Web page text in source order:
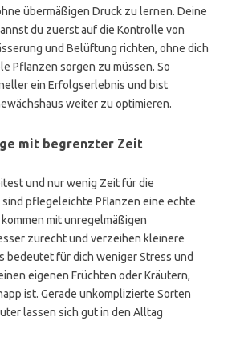
übermäßigen Druck zu lernen. Deine
du zuerst auf die Kontrolle von
und Belüftung richten, ohne dich
Pflanzen sorgen zu müssen. So
ein Erfolgserlebnis und bist
weiter zu optimieren.
mit begrenzter Zeit
und nur wenig Zeit für die
sind pflegeleichte Pflanzen eine echte
mit unregelmäßigen
zurecht und verzeihen kleinere
bedeutet für dich weniger Stress und
eigenen Früchten oder Kräutern,
ist. Gerade unkomplizierte Sorten
lassen sich gut in den Alltag